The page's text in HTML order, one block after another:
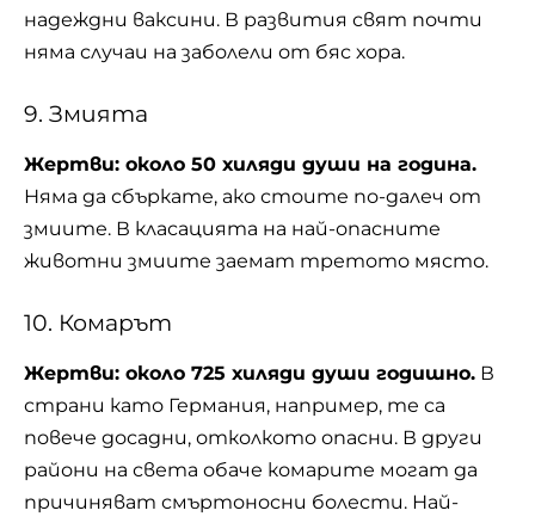
надеждни ваксини. В развития свят почти
няма случаи на заболели от бяс хора.
9. Змията
Жертви: около 50 хиляди души на година.
Няма да сбъркате, ако стоите по-далеч от
змиите. В класацията на най-опасните
животни змиите заемат третото място.
10. Комарът
Жертви: около 725 хиляди души годишно. В
страни като Германия, например, те са
повече досадни, отколкото опасни. В други
райони на света обаче комарите могат да
причиняват смъртоносни болести. Най-